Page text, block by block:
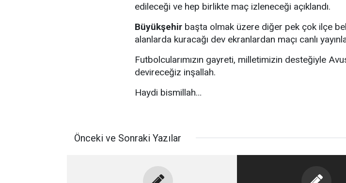
edileceği ve hep birlikte maç izleneceği açıklandı.
Büyükşehir başta olmak üzere diğer pek çok ilçe
alanlarda kuracağı dev ekranlardan maçı canlı
Futbolcularımızın gayreti, milletimizin desteğiyle
devireceğiz inşallah.
Haydi bismillah…
Önceki ve Sonraki Yazılar